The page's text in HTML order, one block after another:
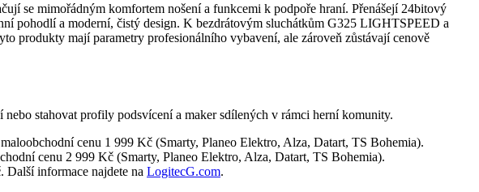
se mimořádným komfortem nošení a funkcemi k podpoře hraní. Přenášejí 24bitový
pohodlí a moderní, čistý design. K bezdrátovým sluchátkům G325 LIGHTSPEED a
produkty mají parametry profesionálního vybavení, ale zároveň zůstávají cenově
stahovat profily podsvícení a maker sdílených v rámci herní komunity.
cenu 1 999 Kč (Smarty, Planeo Elektro, Alza, Datart, TS Bohemia).
cenu 2 999 Kč (Smarty, Planeo Elektro, Alza, Datart, TS Bohemia).
. Další informace najdete na LogitecG.com.